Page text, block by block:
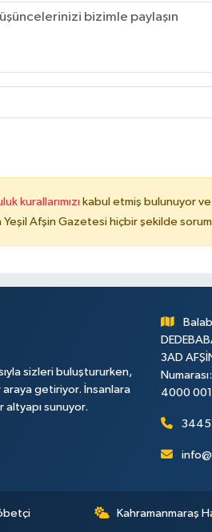
kurallarımızı kabul etmiş bulunuyor
Yeşil Afşin Gazetesi hiçbir şekilde
sizleri buluştururken,
getiriyor. İnsanlara
sunuyor.
3AD
4000
Kahramanmaraş